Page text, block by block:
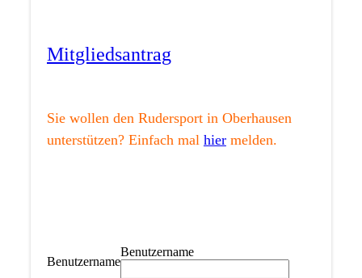
Mitgliedsantrag
Sie wollen den Rudersport in Oberhausen
unterstützen? Einfach mal hiermelden.
Benutzername
Benutzername